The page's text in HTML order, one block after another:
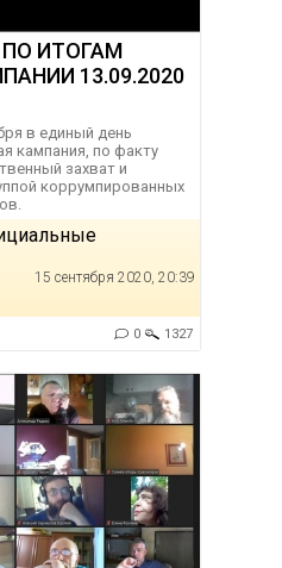
ИТОГАМ
13.09.2020
в единый день
кампания, по факту
захват и
коррумпированных
15 сентября 2020, 20:39
0 1327